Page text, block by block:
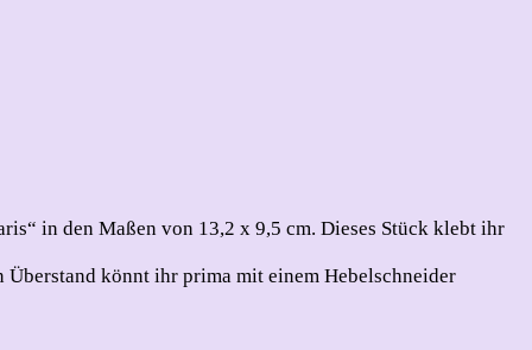
in den Maßen von 13,2 x 9,5 cm. Dieses Stück klebt ihr
könnt ihr prima mit einem Hebelschneider